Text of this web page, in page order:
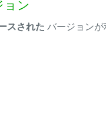
ョン
スされた バージョンが